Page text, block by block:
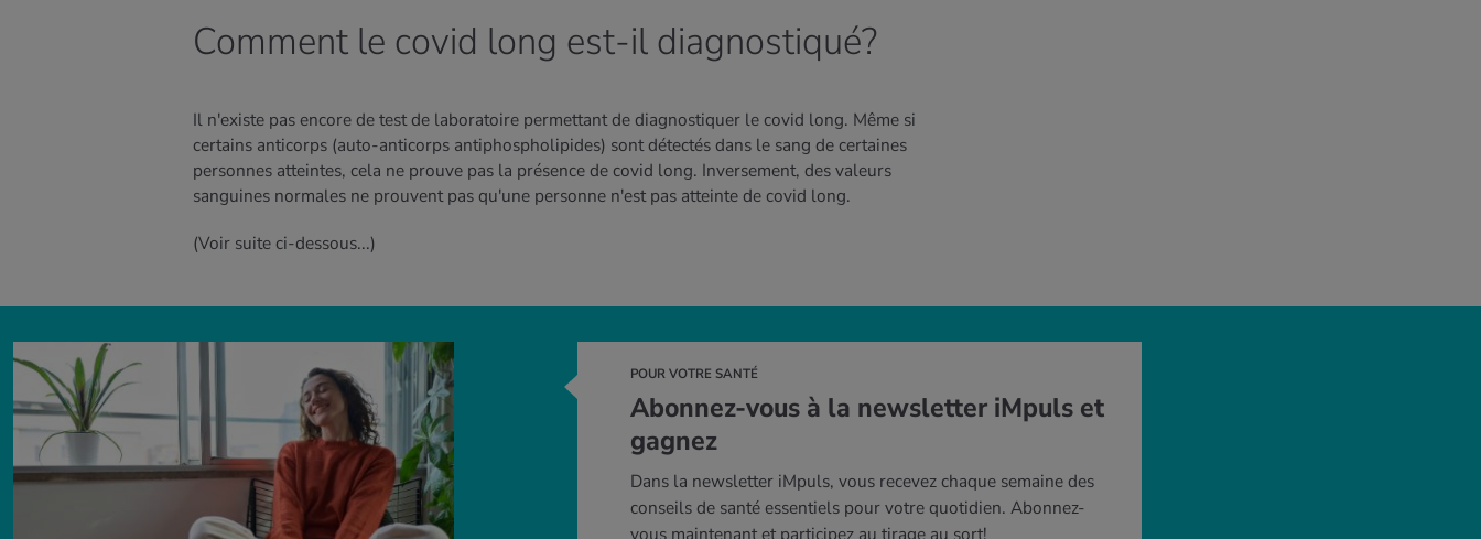
Comment le covid long est-il diagnostiqué?
Il n'existe pas encore de test de laboratoire permettant de diagnostiquer le covid long. Même si
certains anticorps (auto-anticorps antiphospholipides) sont détectés dans le sang de certaines
personnes atteintes, cela ne prouve pas la présence de covid long. Inversement, des valeurs
sanguines normales ne prouvent pas qu'une personne n'est pas atteinte de covid long.
(Voir suite ci-dessous...)
POUR VOTRE SANTÉ
Abonnez-vous à la newsletter iMpuls et
gagnez
Dans la newsletter iMpuls, vous recevez chaque semaine des
conseils de santé essentiels pour votre quotidien. Abonnez-